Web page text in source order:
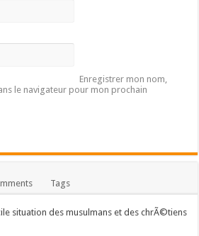
Enregistrer mon nom,
le navigateur pour mon prochain
Tags
situation des musulmans et des chrÃ©tiens